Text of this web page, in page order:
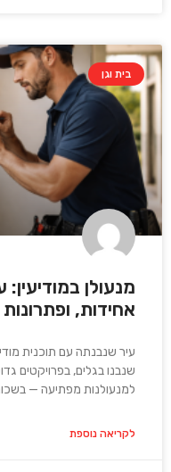
בית וגן
מנעולן
אחידות,
עיר שנבנתה עם תוכנית
שנבנו בגלים, בפרויקטים
למנעולנות מפתיעה —
לקריאה נוספת